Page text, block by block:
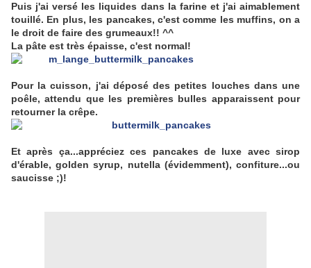
Puis j'ai versé les liquides dans la farine et j'ai aimablement
touillé. En plus, les pancakes, c'est comme les muffins, on a
le droit de faire des grumeaux!! ^^
La pâte est très épaisse, c'est normal!
Pour la cuisson, j'ai déposé des petites louches dans une
poêle, attendu que les premières bulles apparaissent pour
retourner la crêpe.
Et après ça...appréciez ces pancakes de luxe avec sirop
d'érable, golden syrup, nutella (évidemment), confiture...ou
saucisse ;)!